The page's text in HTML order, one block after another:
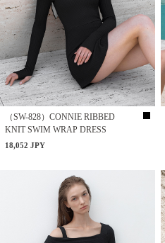
（SW-828）CONNIE RIBBED
KNIT SWIM WRAP DRESS
18,052 JPY